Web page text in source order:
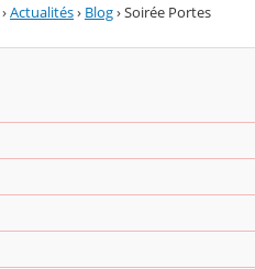
›Actualités› Blog›Soirée Portes